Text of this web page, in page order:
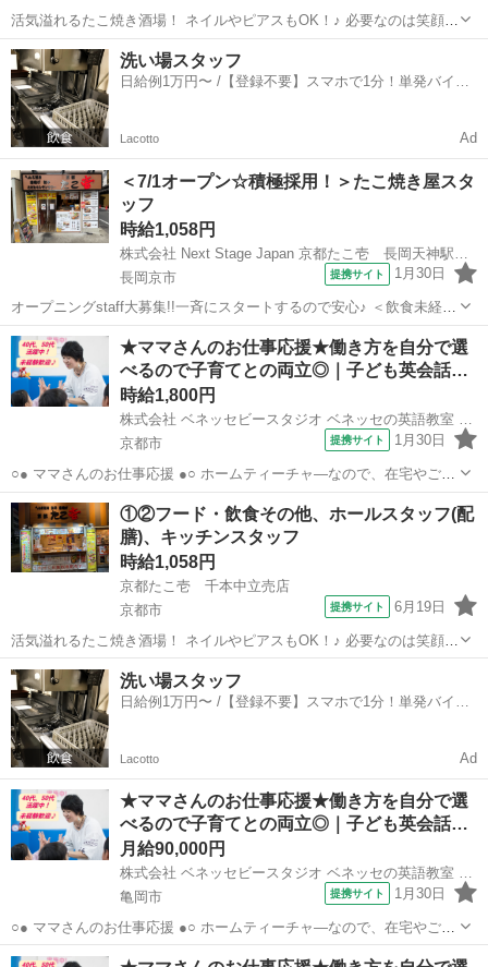
活気溢れるたこ焼き酒場！ ネイルやピアスもOK！♪ 必要なのは笑顔と
元気だけ！ 大学生・主婦(夫)・フリーターなど、 年齢・性別問わず大
募集★ 笑顔と元気さえあれば積極採用中です！★ ≪未経験の方でも問
題なし！！≫ 未...
京都 京都市 店長
洗い場スタッフ
日給例1万円〜 /【登録不要】スマホで1分！単発バイト
Lacotto Ad
＜7/1オープン☆積極採用！＞たこ焼き屋スタ
ッフ
時給1,058円
長岡京市
提携サイト 1月30日
オープニングstaff大募集!!一斉にスタートするので安心♪ ＜飲食未経験
や初バイトも大歓迎！＞ 活気溢れるたこ焼き酒場！ ネイルやピアスも
OK！♪ 必要なのは笑顔と元気だけ！ 大学生・主婦(夫)・フリーターな
ど、 年齢...
京都 長岡京市 店長
★ママさんのお仕事応援★働き方を自分で選
べるので子育てとの両立◎｜子ども英会話…
時給1,800円
株式会社 ベネッセビースタジオ ベネッセの英語教室 BE studio
京都市
提携サイト 1月30日
○● ママさんのお仕事応援 ●○ ホームティーチャ—なので、在宅やご自
宅近くでの勤務！ ご家庭の都合に応じて、週1日～開校日なども調整
可能です。 ○● 未経験からの「英語の先生」デビューも大歓迎 ●○ ・開
校以降は教室運営...
京都 京都市 店長
①②フード・飲食その他、ホールスタッフ(配
膳)、キッチンスタッフ
時給1,058円
京都たこ壱 千本中立売店
京都市
提携サイト 6月19日
活気溢れるたこ焼き酒場！ ネイルやピアスもOK！♪ 必要なのは笑顔と
元気だけ！ 大学生・主婦(夫)・フリーターなど、 年齢・性別問わず大
募集★ 笑顔と元気さえあれば積極採用中です！★ ≪未経験の方でも問
題なし！！≫ 未...
京都 京都市 店長
洗い場スタッフ
日給例1万円〜 /【登録不要】スマホで1分！単発バイト
Lacotto Ad
★ママさんのお仕事応援★働き方を自分で選
べるので子育てとの両立◎｜子ども英会話…
月給90,000円
株式会社 ベネッセビースタジオ ベネッセの英語教室 BE studio
亀岡市
提携サイト 1月30日
○● ママさんのお仕事応援 ●○ ホームティーチャ—なので、在宅やご自
宅近くでの勤務！ ご家庭の都合に応じて、週1日～開校日なども調整
京都 亀岡市